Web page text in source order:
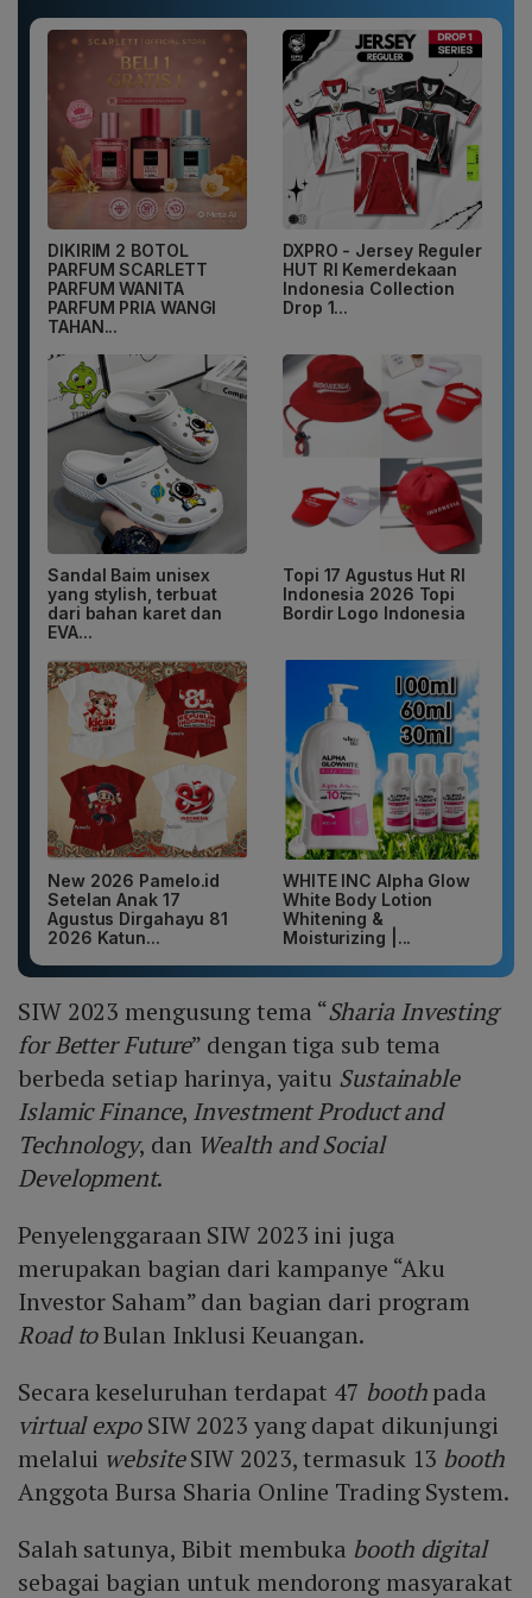
DIKIRIM 2 BOTOL
PARFUM SCARLETT
PARFUM WANITA
PARFUM PRIA WANGI
TAHAN...
DXPRO - Jersey Reguler
HUT RI Kemerdekaan
Indonesia Collection
Drop 1...
Sandal Baim unisex
yang stylish, terbuat
dari bahan karet dan
EVA...
Topi 17 Agustus Hut RI
Indonesia 2026 Topi
Bordir Logo Indonesia
New 2026 Pamelo.id
Setelan Anak 17
Agustus Dirgahayu 81
2026 Katun...
WHITE INC Alpha Glow
White Body Lotion
Whitening &
Moisturizing |...
SIW 2023 mengusung tema “Sharia Investing
for Better Future” dengan tiga sub tema
berbeda setiap harinya, yaitu Sustainable
Islamic Finance, Investment Product and
Technology, dan Wealth and Social
Development.
Penyelenggaraan SIW 2023 ini juga
merupakan bagian dari kampanye “Aku
Investor Saham” dan bagian dari program
Road toBulan Inklusi Keuangan.
Secara keseluruhan terdapat 47 boothpada
virtual expoSIW 2023 yang dapat dikunjungi
melalui websiteSIW 2023, termasuk 13 booth
Anggota Bursa Sharia Online Trading System.
Salah satunya, Bibit membuka booth digital
sebagai bagian untuk mendorong masyarakat